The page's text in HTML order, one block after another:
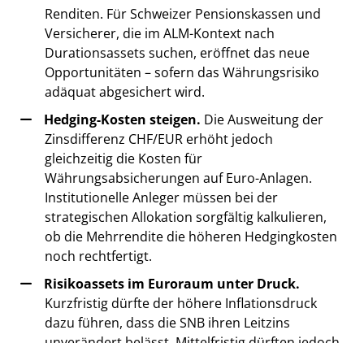
Renditen. Für Schweizer Pensionskassen und
Versicherer, die im ALM-Kontext nach
Durationsassets suchen, eröffnet das neue
Opportunitäten – sofern das Währungsrisiko
adäquat abgesichert wird.
Hedging-Kosten steigen. Die Ausweitung der
Zinsdifferenz CHF/EUR erhöht jedoch
gleichzeitig die Kosten für
Währungsabsicherungen auf Euro-Anlagen.
Institutionelle Anleger müssen bei der
strategischen Allokation sorgfältig kalkulieren,
ob die Mehrrendite die höheren Hedgingkosten
noch rechtfertigt.
Risikoassets im Euroraum unter Druck.
Kurzfristig dürfte der höhere Inflationsdruck
dazu führen, dass die SNB ihren Leitzins